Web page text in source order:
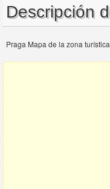
Descripción
Praga Mapa de la zona